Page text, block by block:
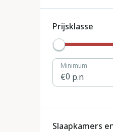
Tsjechië
Denemarken
Hongarije
Prijsklasse
0 p.n
Minimum
Slaapkamers